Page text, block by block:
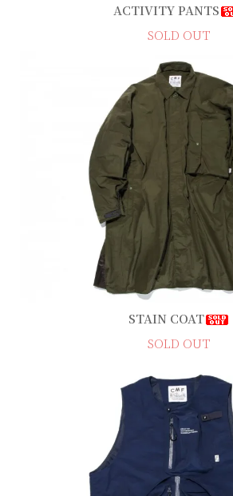
ACTIVITY PANTS
SOLD OUT
STAIN COAT
SOLD OUT